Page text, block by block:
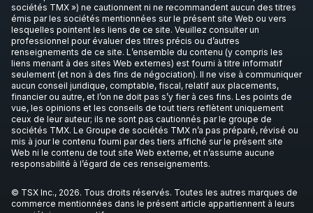
sociétés TMX ») ne cautionnent ni ne recommandent aucun des titres
émis par les sociétés mentionnées sur le présent site Web ou vers
lesquelles pointent les liens de ce site. Veuillez consulter un
professionnel pour évaluer des titres précis ou d’autres
renseignements de ce site. L’ensemble du contenu (y compris les
liens menant à des sites Web externes) est fourni à titre informatif
seulement (et non à des fins de négociation). Il ne vise à communiquer
aucun conseil juridique, comptable, fiscal, relatif aux placements,
financier ou autre, et l’on ne doit pas s’y fier à ces fins. Les points de
vue, les opinions et les conseils de tout tiers reflètent uniquement
ceux de leur auteur; ils ne sont pas cautionnés par le groupe de
sociétés TMX. Le Groupe de sociétés TMX n’a pas préparé, révisé ou
mis à jour le contenu fourni par des tiers affiché sur le présent site
Web ni le contenu de tout site Web externe, et n’assume aucune
responsabilité à l’égard de ces renseignements.
© TSX Inc., 2026. Tous droits réservés. Toutes les autres marques de
commerce mentionnées dans le présent article appartiennent à leurs